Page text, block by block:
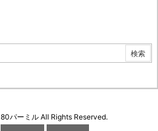
80パーミルAll Rights Reserved.